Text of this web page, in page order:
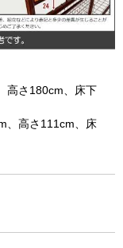
高さ180cm、床下
、高さ111cm、床